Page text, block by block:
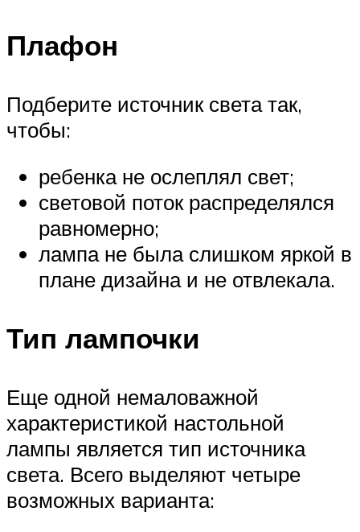
Плафон
Подберите источник света так,
чтобы:
ребенка не ослеплял свет;
световой поток распределялся
равномерно;
лампа не была слишком яркой в
плане дизайна и не отвлекала.
Тип лампочки
Еще одной немаловажной
характеристикой настольной
лампы является тип источника
света. Всего выделяют четыре
возможных варианта: